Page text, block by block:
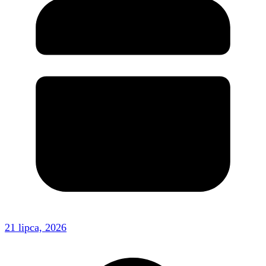
21 lipca, 2026